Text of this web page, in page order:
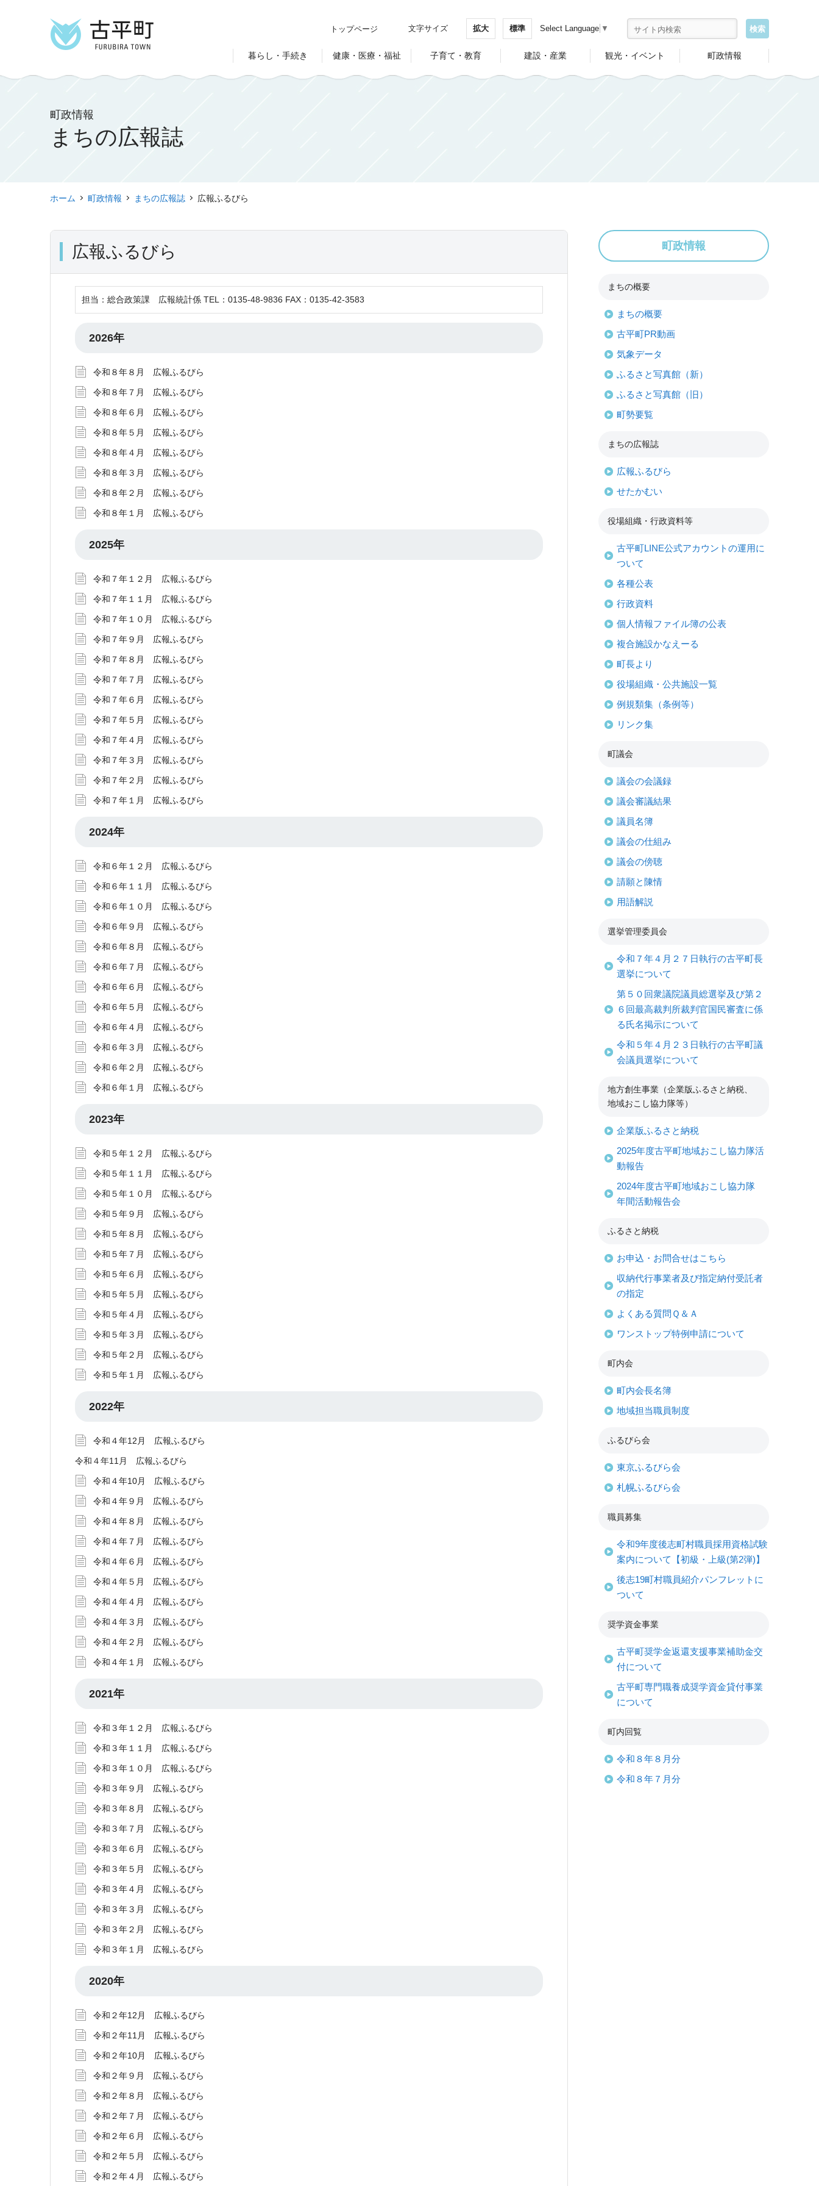
暮らし・手続き 健康・医療・福祉 子育て・教育 建設・産業 観光・イベント 町政情報
トップページ 文字サイズ 拡大 標準 Select Language ▼
町政情報
まちの広報誌
ホーム 町政情報 まちの広報誌 広報ふるびら
広報ふるびら
担当：総合政策課 広報統計係 TEL：0135-48-9836 FAX：0135-42-3583
2026年
令和８年８月 広報ふるびら
令和８年７月 広報ふるびら
令和８年６月 広報ふるびら
令和８年５月 広報ふるびら
令和８年４月 広報ふるびら
令和８年３月 広報ふるびら
令和８年２月 広報ふるびら
令和８年１月 広報ふるびら
2025年
令和７年１２月 広報ふるびら
令和７年１１月 広報ふるびら
令和７年１０月 広報ふるびら
令和７年９月 広報ふるびら
令和７年８月 広報ふるびら
令和７年７月 広報ふるびら
令和７年６月 広報ふるびら
令和７年５月 広報ふるびら
令和７年４月 広報ふるびら
令和７年３月 広報ふるびら
令和７年２月 広報ふるびら
令和７年１月 広報ふるびら
2024年
令和６年１２月 広報ふるびら
令和６年１１月 広報ふるびら
令和６年１０月 広報ふるびら
令和６年９月 広報ふるびら
令和６年８月 広報ふるびら
令和６年７月 広報ふるびら
令和６年６月 広報ふるびら
令和６年５月 広報ふるびら
令和６年４月 広報ふるびら
令和６年３月 広報ふるびら
令和６年２月 広報ふるびら
令和６年１月 広報ふるびら
2023年
令和５年１２月 広報ふるびら
令和５年１１月 広報ふるびら
令和５年１０月 広報ふるびら
令和５年９月 広報ふるびら
令和５年８月 広報ふるびら
令和５年７月 広報ふるびら
令和５年６月 広報ふるびら
令和５年５月 広報ふるびら
令和５年４月 広報ふるびら
令和５年３月 広報ふるびら
令和５年２月 広報ふるびら
令和５年１月 広報ふるびら
2022年
令和４年12月 広報ふるびら
令和４年11月 広報ふるびら
令和４年10月 広報ふるびら
令和４年９月 広報ふるびら
令和４年８月 広報ふるびら
令和４年７月 広報ふるびら
令和４年６月 広報ふるびら
令和４年５月 広報ふるびら
令和４年４月 広報ふるびら
令和４年３月 広報ふるびら
令和４年２月 広報ふるびら
令和４年１月 広報ふるびら
2021年
令和３年１２月 広報ふるびら
令和３年１１月 広報ふるびら
令和３年１０月 広報ふるびら
令和３年９月 広報ふるびら
令和３年８月 広報ふるびら
令和３年７月 広報ふるびら
令和３年６月 広報ふるびら
令和３年５月 広報ふるびら
令和３年４月 広報ふるびら
令和３年３月 広報ふるびら
令和３年２月 広報ふるびら
令和３年１月 広報ふるびら
2020年
令和２年12月 広報ふるびら
令和２年11月 広報ふるびら
令和２年10月 広報ふるびら
令和２年９月 広報ふるびら
令和２年８月 広報ふるびら
令和２年７月 広報ふるびら
令和２年６月 広報ふるびら
令和２年５月 広報ふるびら
令和２年４月 広報ふるびら
町政情報
まちの概要
まちの概要
古平町PR動画
気象データ
ふるさと写真館（新）
ふるさと写真館（旧）
町勢要覧
まちの広報誌
広報ふるびら
せたかむい
役場組織・行政資料等
古平町LINE公式アカウントの運用に
ついて
各種公表
行政資料
個人情報ファイル簿の公表
複合施設かなえーる
町長より
役場組織・公共施設一覧
例規類集（条例等）
リンク集
町議会
議会の会議録
議会審議結果
議員名簿
議会の仕組み
議会の傍聴
請願と陳情
用語解説
選挙管理委員会
令和７年４月２７日執行の古平町長
選挙について
第５０回衆議院議員総選挙及び第２
６回最高裁判所裁判官国民審査に係
る氏名掲示について
令和５年４月２３日執行の古平町議
会議員選挙について
地方創生事業（企業版ふるさと納税、
地域おこし協力隊等）
企業版ふるさと納税
2025年度古平町地域おこし協力隊活
動報告
2024年度古平町地域おこし協力隊
年間活動報告会
ふるさと納税
お申込・お問合せはこちら
収納代行事業者及び指定納付受託者
の指定
よくある質問Ｑ＆Ａ
ワンストップ特例申請について
町内会
町内会長名簿
地域担当職員制度
ふるびら会
東京ふるびら会
札幌ふるびら会
職員募集
令和9年度後志町村職員採用資格試験
案内について【初級・上級(第2弾)】
後志19町村職員紹介パンフレットに
ついて
奨学資金事業
古平町奨学金返還支援事業補助金交
付について
古平町専門職養成奨学資金貸付事業
について
町内回覧
令和８年８月分
令和８年７月分